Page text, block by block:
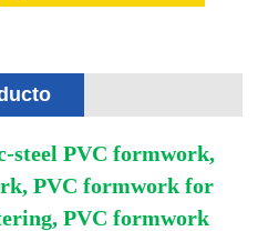
steel PVC formwork,
PVC formwork for
PVC formwork